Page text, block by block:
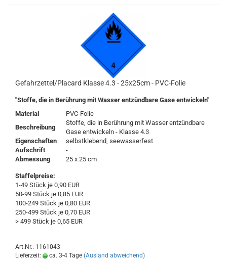
Gefahrzettel/Placard Klasse 4.3 - 25x25cm - PVC-Folie
"Stoffe, die in Berührung mit Wasser entzündbare Gase entwickeln"
Material
PVC-Folie
Beschreibung
Stoffe, die in Berührung mit Wasser entzündbare
Gase entwickeln - Klasse 4.3
Eigenschaften
selbstklebend, seewasserfest
Aufschrift
-
Abmessung
25 x 25 cm
Staffelpreise:
1-49 Stück je 0,90 EUR
50-99 Stück je 0,85 EUR
100-249 Stück je 0,80 EUR
250-499 Stück je 0,70 EUR
> 499 Stück je 0,65 EUR
Art.Nr.: 1161043
Lieferzeit:
ca. 3-4 Tage (Ausland abweichend)